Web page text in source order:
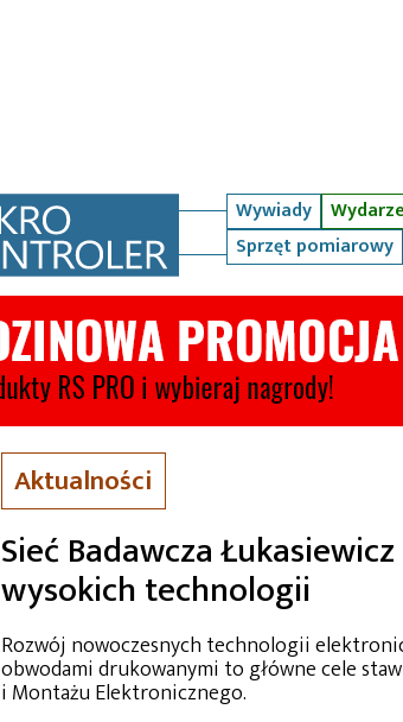
Wywiady
Sprzęt pomiarowy
Aktualności
Sieć Badawcza
wysokich technologii
Rozwój nowoczesnych technologii
obwodami drukowanymi to główne cele
i Montażu Elektronicznego.